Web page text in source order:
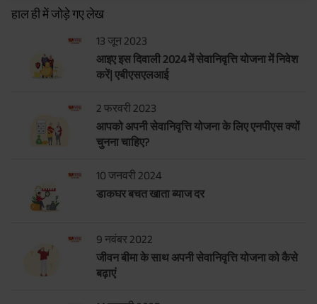
हाल ही में जोड़े गए लेख
13 जून 2023
आइए इस दिवाली 2024 में सेवानिवृत्ति योजना में निवेश
करें| एबीएसएलआई
2 फरवरी 2023
आपको अपनी सेवानिवृत्ति योजना के लिए एनपीएस क्यों
चुनना चाहिए?
10 जनवरी 2024
डाकघर बचत खाता ब्याज दर
9 नवंबर 2022
जीवन बीमा के साथ अपनी सेवानिवृत्ति योजना को कैसे
बढ़ाएं